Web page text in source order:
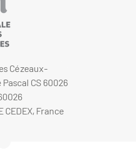
Cézeaux-
CS 60026
CEDEX, France